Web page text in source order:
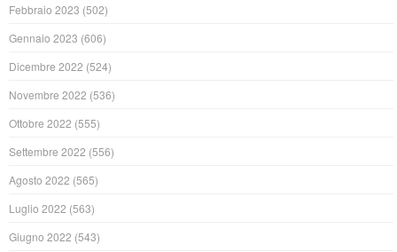
Febbraio 2023 (502)
Gennaio 2023 (606)
Dicembre 2022 (524)
Novembre 2022 (536)
Ottobre 2022 (555)
Settembre 2022 (556)
Agosto 2022 (565)
Luglio 2022 (563)
Giugno 2022 (543)